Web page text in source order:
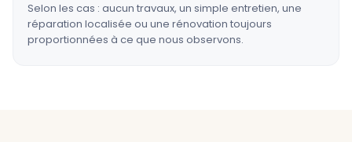
Selon les cas : aucun travaux, un simple entretien, une
réparation localisée ou une rénovation toujours
proportionnées à ce que nous observons.